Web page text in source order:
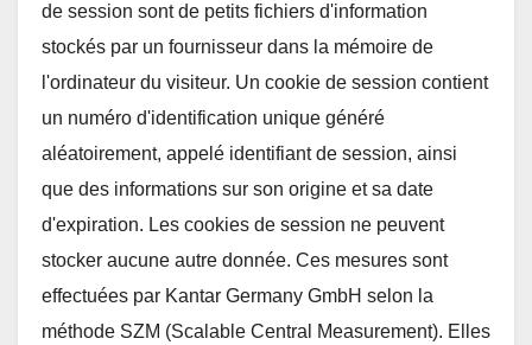
de session sont de petits fichiers d'information
stockés par un fournisseur dans la mémoire de
l'ordinateur du visiteur. Un cookie de session contient
un numéro d'identification unique généré
aléatoirement, appelé identifiant de session, ainsi
que des informations sur son origine et sa date
d'expiration. Les cookies de session ne peuvent
stocker aucune autre donnée. Ces mesures sont
effectuées par Kantar Germany GmbH selon la
méthode SZM (Scalable Central Measurement). Elles